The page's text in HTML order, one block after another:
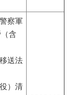
察軍
含
送法
）清